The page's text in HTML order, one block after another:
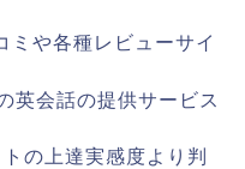
ミや各種レビューサイ
英会話の提供サービス
トの上達実感度より判